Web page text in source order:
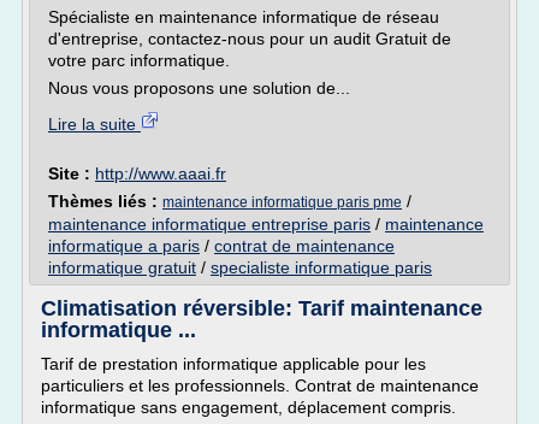
Spécialiste en maintenance informatique de réseau
d'entreprise, contactez-nous pour un audit Gratuit de
votre parc informatique.
Nous vous proposons une solution de...
Lire la suite
Site : http://www.aaai.fr
Thèmes liés : maintenance informatique paris pme /
maintenance informatique entreprise paris / maintenance
informatique a paris / contrat de maintenance
informatique gratuit / specialiste informatique paris
Climatisation réversible: Tarif maintenance
informatique ...
Tarif de prestation informatique applicable pour les
particuliers et les professionnels. Contrat de maintenance
informatique sans engagement, déplacement compris.